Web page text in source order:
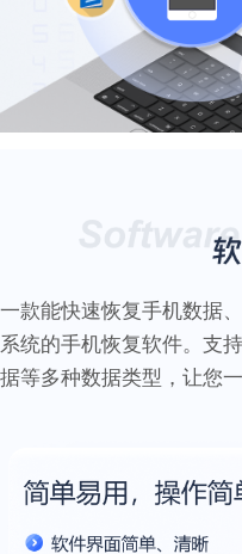
一款能快速恢复手机数据
系统的手机恢复软件。支
据等多种数据类型，让您